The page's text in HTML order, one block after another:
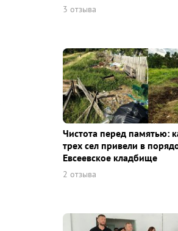
3 отзыва
Чистота перед памятью:
трех сел привели в
Евсеевское кладбище
2 отзыва